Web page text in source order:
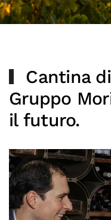
Cantina
Gruppo
il futuro.